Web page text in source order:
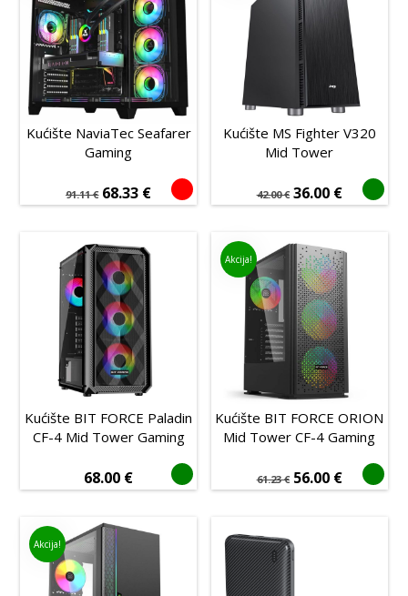
Kućište NaviaTec Seafarer
Gaming
91.11€ 68.33 €
Kućište MS Fighter V320
Mid Tower
42.00€ 36.00 €
Kućište BIT FORCE Paladin
CF-4 Mid Tower Gaming
68.00 €
Akcija!
Kućište BIT FORCE ORION
Mid Tower CF-4 Gaming
61.23€ 56.00 €
Akcija!